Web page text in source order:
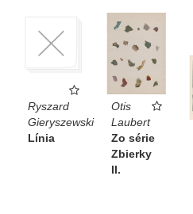
Ryszard
Gieryszewski
Línia
Otis
Laubert
Zo série
Zbierky
II.